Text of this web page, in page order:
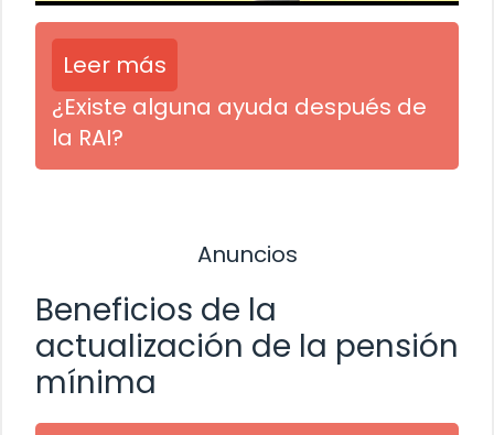
Leer más
¿Existe alguna ayuda después de
la RAI?
Anuncios
Beneficios de la
actualización de la pensión
mínima